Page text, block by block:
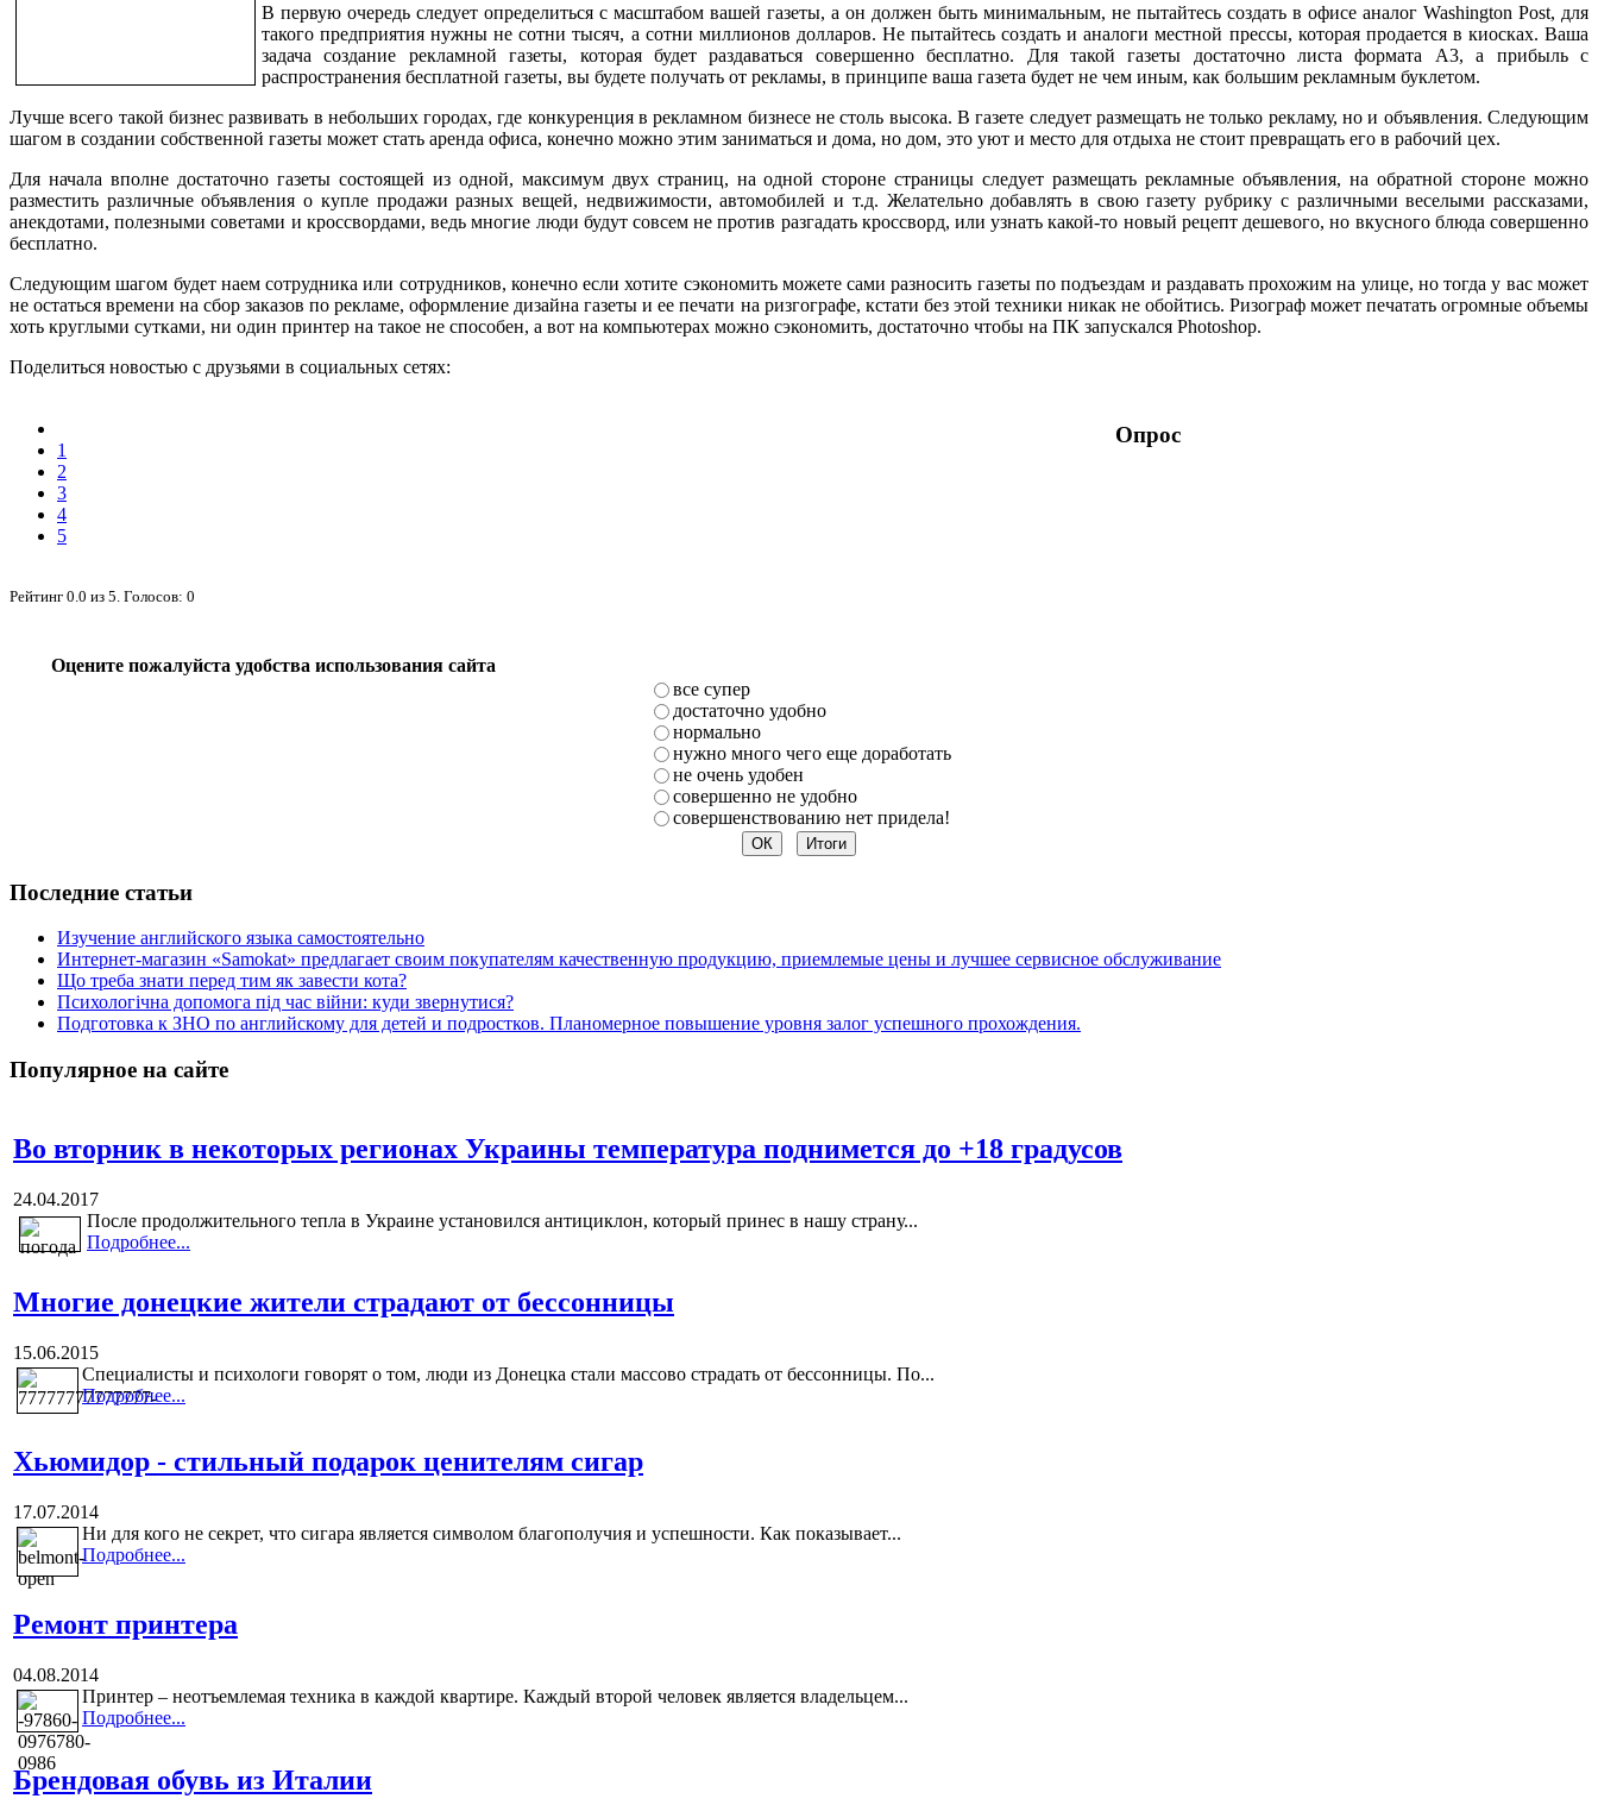
В первую очередь следует определиться с масштабом вашей газеты, а он должен быть минимальным, не пытайтесь создать в офисе аналог Washington Post, для
такого предприятия нужны не сотни тысяч, а сотни миллионов долларов. Не пытайтесь создать и аналоги местной прессы, которая продается в киосках. Ваша
задача создание рекламной газеты, которая будет раздаваться совершенно бесплатно. Для такой газеты достаточно листа формата A3, а прибыль с
распространения бесплатной газеты, вы будете получать от рекламы, в принципе ваша газета будет не чем иным, как большим рекламным буклетом.
Лучше всего такой бизнес развивать в небольших городах, где конкуренция в рекламном бизнесе не столь высока. В газете следует размещать не только рекламу, но и объявления. Следующим
шагом в создании собственной газеты может стать аренда офиса, конечно можно этим заниматься и дома, но дом, это уют и место для отдыха не стоит превращать его в рабочий цех.
Для начала вполне достаточно газеты состоящей из одной, максимум двух страниц, на одной стороне страницы следует размещать рекламные объявления, на обратной стороне можно
разместить различные объявления о купле продажи разных вещей, недвижимости, автомобилей и т.д. Желательно добавлять в свою газету рубрику с различными веселыми рассказами,
анекдотами, полезными советами и кроссвордами, ведь многие люди будут совсем не против разгадать кроссворд, или узнать какой-то новый рецепт дешевого, но вкусного блюда совершенно
бесплатно.
Следующим шагом будет наем сотрудника или сотрудников, конечно если хотите сэкономить можете сами разносить газеты по подъездам и раздавать прохожим на улице, но тогда у вас может
не остаться времени на сбор заказов по рекламе, оформление дизайна газеты и ее печати на ризгографе, кстати без этой техники никак не обойтись. Ризограф может печатать огромные объемы
хоть круглыми сутками, ни один принтер на такое не способен, а вот на компьютерах можно сэкономить, достаточно чтобы на ПК запускался Photoshop.
Поделиться новостью с друзьями в социальных сетях:
1
2
3
4
5
Рейтинг 0.0 из 5 . Голосов: 0
Опрос
Оцените пожалуйста удобства использования сайта
все супер
достаточно удобно
нормально
нужно много чего еще доработать
не очень удобен
совершенно не удобно
совершенствованию нет придела!
Последние статьи
Изучение английского языка самостоятельно
Интернет-магазин «Samokat» предлагает своим покупателям качественную продукцию, приемлемые цены и лучшее сервисное обслуживание
Що треба знати перед тим як завести кота?
Психологічна допомога під час війни: куди звернутися?
Подготовка к ЗНО по английскому для детей и подростков. Планомерное повышение уровня залог успешного прохождения.
Популярное на сайте
Во вторник в некоторых регионах Украины температура поднимется до +18 градусов
24.04.2017
После продолжительного тепла в Украине установился антициклон, который принес в нашу страну...
Подробнее...
Многие донецкие жители страдают от бессонницы
15.06.2015
Специалисты и психологи говорят о том, люди из Донецка стали массово страдать от бессонницы. По...
Подробнее...
Хьюмидор - стильный подарок ценителям сигар
17.07.2014
Ни для кого не секрет, что сигара является символом благополучия и успешности. Как показывает...
Подробнее...
Ремонт принтера
04.08.2014
Принтер – неотъемлемая техника в каждой квартире. Каждый второй человек является владельцем...
Подробнее...
Брендовая обувь из Италии